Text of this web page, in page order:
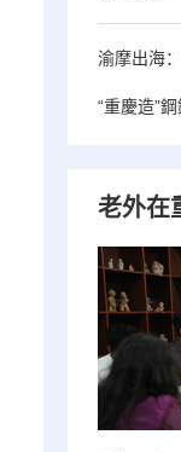
渝摩出海
“重慶造”
老外在